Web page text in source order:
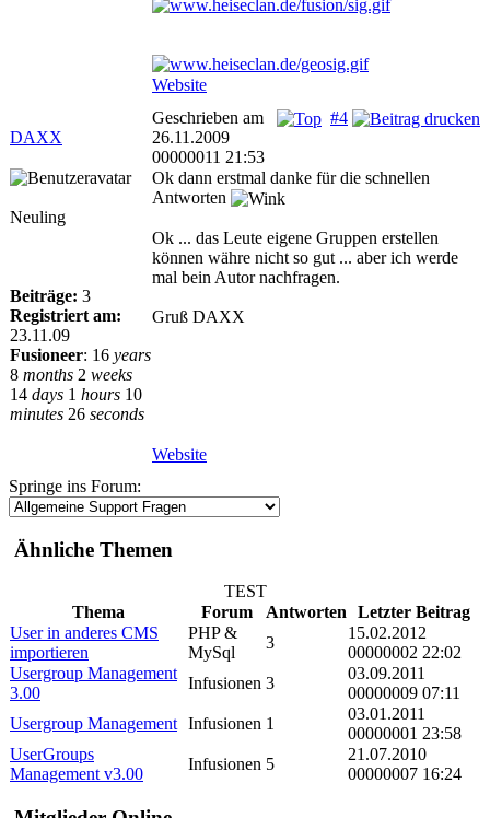
Website
DAXX
#4
Geschrieben am
26.11.2009
00000011 21:53
Neuling
Beiträge: 3
Registriert am:
23.11.09
Fusioneer: 16 years
8 months 2 weeks
14 days 1 hours 10
minutes 26 seconds
Ok dann erstmal danke für die schnellen
Antworten
Ok ... das Leute eigene Gruppen erstellen
können währe nicht so gut ... aber ich werde
mal bein Autor nachfragen.
Gruß DAXX
Website
Springe ins Forum:
Ähnliche Themen
TEST
Thema
Forum Antworten Letzter Beitrag
User in anderes CMS
importieren
PHP &
MySql
3
15.02.2012
00000002 22:02
Usergroup Management
3.00
Infusionen 3
03.09.2011
00000009 07:11
Usergroup Management Infusionen 1
03.01.2011
00000001 23:58
UserGroups
Management v3.00
Infusionen 5
21.07.2010
00000007 16:24